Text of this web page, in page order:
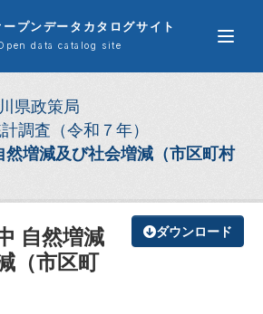
プンデータカタログサイト
data catalog site
県政策局
調査（令和７年）
然増減及び社会増減（市区町村
ダウンロード
自然増減
（市区町